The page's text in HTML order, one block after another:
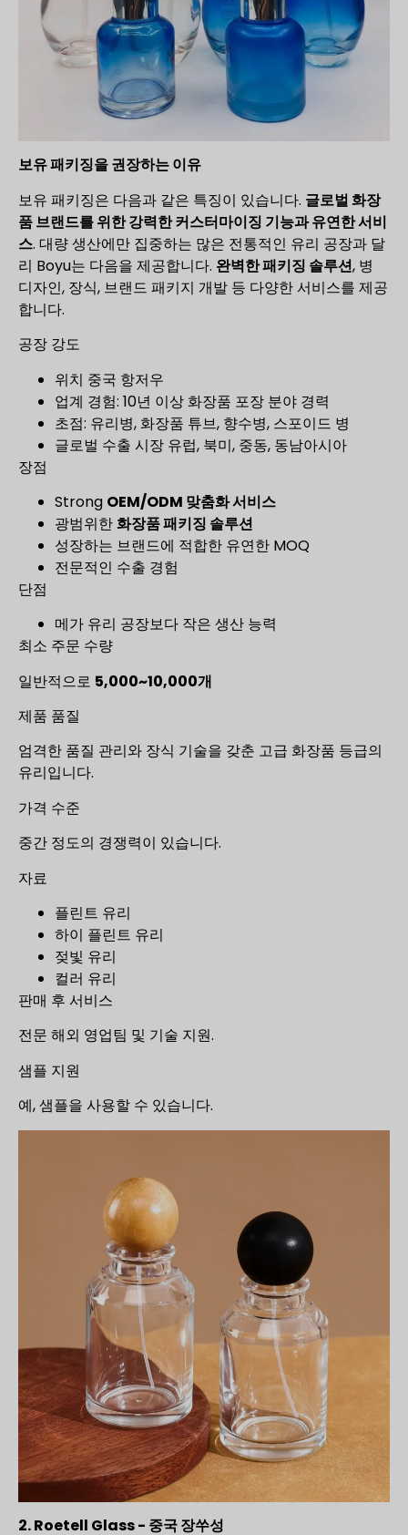
보유 패키징을 권장하는 이유
보유 패키징은 다음과 같은 특징이 있습니다. 글로벌 화장
품 브랜드를 위한 강력한 커스터마이징 기능과 유연한 서비
스. 대량 생산에만 집중하는 많은 전통적인 유리 공장과 달
리 Boyu는 다음을 제공합니다. 완벽한 패키징 솔루션, 병
디자인, 장식, 브랜드 패키지 개발 등 다양한 서비스를 제공
합니다.
공장 강도
위치 중국 항저우
업계 경험: 10년 이상 화장품 포장 분야 경력
초점: 유리병, 화장품 튜브, 향수병, 스포이드 병
글로벌 수출 시장 유럽, 북미, 중동, 동남아시아
장점
Strong OEM/ODM 맞춤화 서비스
광범위한화장품 패키징 솔루션
성장하는 브랜드에 적합한 유연한 MOQ
전문적인 수출 경험
단점
메가 유리 공장보다 작은 생산 능력
최소 주문 수량
일반적으로 5,000~10,000개
제품 품질
엄격한 품질 관리와 장식 기술을 갖춘 고급 화장품 등급의
유리입니다.
가격 수준
중간 정도의 경쟁력이 있습니다.
자료
플린트 유리
하이 플린트 유리
젖빛 유리
컬러 유리
판매 후 서비스
전문 해외 영업팀 및 기술 지원.
샘플 지원
예, 샘플을 사용할 수 있습니다.
2. Roetell Glass - 중국 장쑤성